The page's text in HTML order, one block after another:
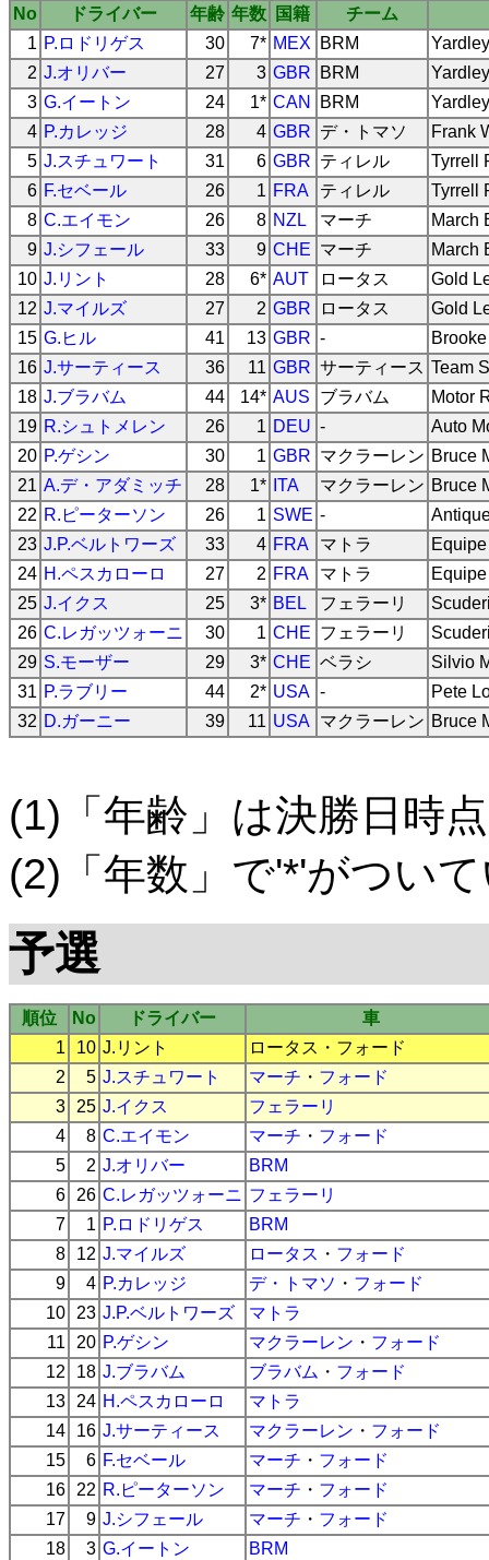
No ドライバー 年齢 年数 国籍
チーム
1 P.ロドリゲス 30 7* MEX BRM
2 J.オリバー 27 3 GBR BRM
3 G.イートン 24 1* CAN BRM
4 P.カレッジ 28 4 GBR デ・トマソ
Frank
5 J.スチュワート 31 6 GBR ティレル
Tyrrell
6 F.セベール 26 1 FRA ティレル
Tyrrell
8 C.エイモン 26 8 NZL マーチ
March
9 J.シフェール 33 9 CHE マーチ
March
10 J.リント 28 6* AUT ロータス
Gold
12 J.マイルズ 27 2 GBR ロータス
Gold
15 G.ヒル 41 13 GBR -
16 J.サーティース 36 11 GBR サーティース Team
18 J.ブラバム 44 14* AUS ブラバム
Motor
19 R.シュトメレン 26 1 DEU -
Auto
20 P.ゲシン 30 1 GBR マクラーレン Bruce
21 A.デ・アダミッチ 28 1* ITA マクラーレン Bruce
22 R.ピーターソン 26 1 SWE -
23 J.P.ベルトワーズ 33 4 FRA マトラ
24 H.ペスカローロ 27 2 FRA マトラ
25 J.イクス 25 3* BEL フェラーリ
26 C.レガッツォーニ 30 1 CHE フェラーリ
29 S.モーザー 29 3* CHE ベラシ
Silvio
31 P.ラブリー 44 2* USA -
Pete
32 D.ガーニー 39 11 USA マクラーレン Bruce
(1)「年齢」は決勝日時点
(2)「年数」で'*'がつい
予選
順位 No ドライバー
車
1
10 J.リント ロータス ・ フォード
2
5 J.スチュワート マーチ ・ フォード
3
25 J.イクス
フェラーリ
4
8 C.エイモン マーチ ・ フォード
5
2 J.オリバー
BRM
6
26 C.レガッツォーニ フェラーリ
7
1 P.ロドリゲス
BRM
8
12 J.マイルズ ロータス ・ フォード
9
4 P.カレッジ デ・トマソ ・ フォード
10
23 J.P.ベルトワーズ
マトラ
11
20 P.ゲシン マクラーレン ・ フォード
12
18 J.ブラバム ブラバム ・ フォード
13
24 H.ペスカローロ
マトラ
14
16 J.サーティース マクラーレン ・ フォード
15
6 F.セベール マーチ ・ フォード
16
22 R.ピーターソン マーチ ・ フォード
17
9 J.シフェール マーチ ・ フォード
18
3 G.イートン
BRM